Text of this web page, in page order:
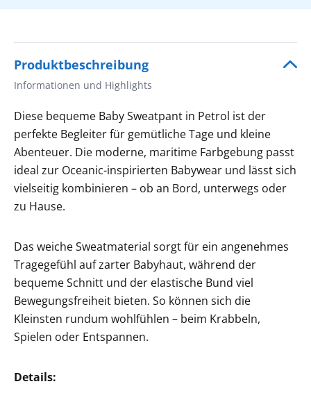
Produktbeschreibung
Informationen und Highlights
Diese bequeme Baby Sweatpant in Petrol ist der
perfekte Begleiter für gemütliche Tage und kleine
Abenteuer. Die moderne, maritime Farbgebung passt
ideal zur Oceanic-inspirierten Babywear und lässt sich
vielseitig kombinieren – ob an Bord, unterwegs oder
zu Hause.
Das weiche Sweatmaterial sorgt für ein angenehmes
Tragegefühl auf zarter Babyhaut, während der
bequeme Schnitt und der elastische Bund viel
Bewegungsfreiheit bieten. So können sich die
Kleinsten rundum wohlfühlen – beim Krabbeln,
Spielen oder Entspannen.
Details: